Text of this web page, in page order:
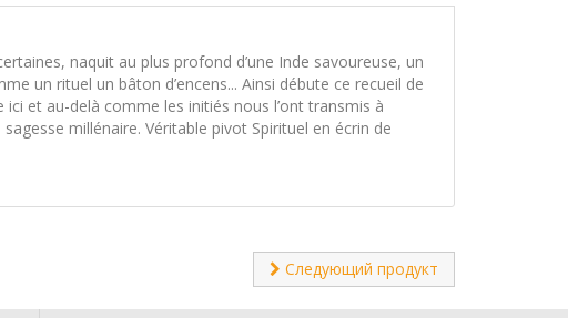
naquit au plus profond d’une Inde savoureuse, un
un rituel un bâton d’encens... Ainsi débute ce recueil de
et au-delà comme les initiés nous l’ont transmis à
millénaire. Véritable pivot Spirituel en écrin de
Следующий продукт